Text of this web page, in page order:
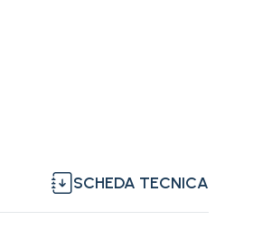
SCHEDA TECNICA